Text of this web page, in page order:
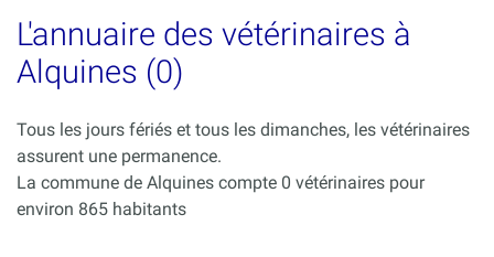
L'annuaire des vétérinaires à
Alquines (0)
Tous les jours fériés et tous les dimanches, les vétérinaires
assurent une permanence.
La commune de Alquines compte 0 vétérinaires pour
environ 865 habitants